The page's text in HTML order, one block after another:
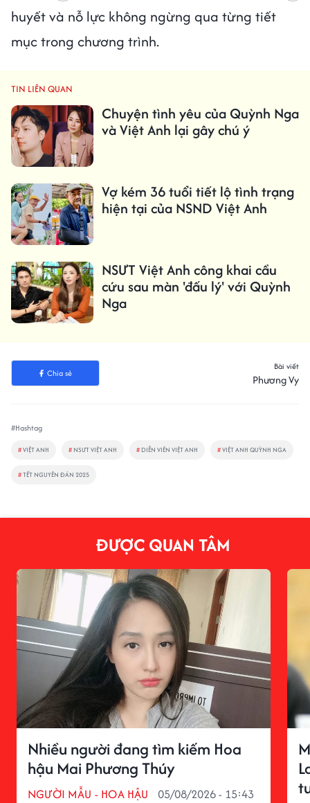
huyết và nỗ lực không ngừng qua từng tiết
mục trong chương trình.
TIN LIÊN QUAN
Chuyện tình yêu của Quỳnh Nga
và Việt Anh lại gây chú ý
Vợ kém 36 tuổi tiết lộ tình trạng
hiện tại của NSND Việt Anh
NSƯT Việt Anh công khai cầu
cứu sau màn 'đấu lý' với Quỳnh
Nga
Chia sẻ
Bài viết
Phương Vy
#Hashtag
#VIỆT ANH # NSƯT VIỆT ANH # DIỄN VIÊN VIỆT ANH #VIỆT ANH QUỲNH NGA
#TẾT NGUYÊN ĐÁN 2025
ĐƯỢC QUAN TÂM
Nhiều người đang tìm kiếm Hoa
hậu Mai Phương Thúy
NGƯỜI MẪU - HOA HẬU 05/08/2026 - 15:43